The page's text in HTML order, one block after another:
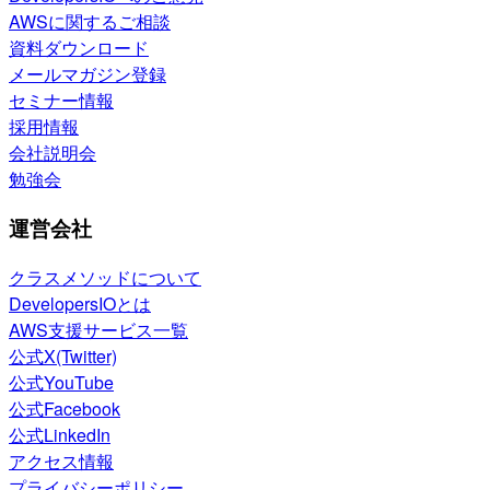
AWSに関するご相談
資料ダウンロード
メールマガジン登録
セミナー情報
採用情報
会社説明会
勉強会
運営会社
クラスメソッドについて
DevelopersIOとは
AWS支援サービス一覧
公式X(Twitter)
公式YouTube
公式Facebook
公式LinkedIn
アクセス情報